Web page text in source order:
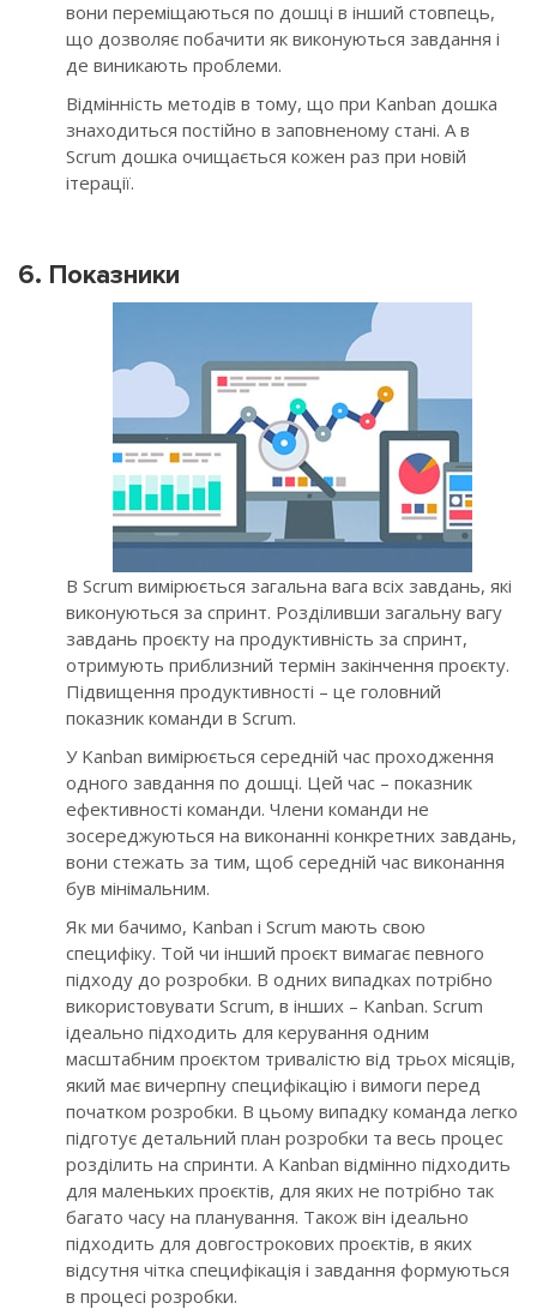
вони переміщаються по дошці в інший стовпець,
що дозволяє побачити як виконуються завдання і
де виникають проблеми.
Відмінність методів в тому, що при Kanban дошка
знаходиться постійно в заповненому стані. А в
Scrum дошка очищається кожен раз при новій
ітерації.
6. Показники
В Scrum вимірюється загальна вага всіх завдань, які
виконуються за спринт. Розділивши загальну вагу
завдань проєкту на продуктивність за спринт,
отримують приблизний термін закінчення проєкту.
Підвищення продуктивності – це головний
показник команди в Scrum.
У Kanban вимірюється середній час проходження
одного завдання по дошці. Цей час – показник
ефективності команди. Члени команди не
зосереджуються на виконанні конкретних завдань,
вони стежать за тим, щоб середній час виконання
був мінімальним.
Як ми бачимо, Kanban і Scrum мають свою
специфіку. Той чи інший проєкт вимагає певного
підходу до розробки. В одних випадках потрібно
використовувати Scrum, в інших – Kanban. Scrum
ідеально підходить для керування одним
масштабним проєктом тривалістю від трьох місяців,
який має вичерпну специфікацію і вимоги перед
початком розробки. В цьому випадку команда легко
підготує детальний план розробки та весь процес
розділить на спринти. А Kanban відмінно підходить
для маленьких проєктів, для яких не потрібно так
багато часу на планування. Також він ідеально
підходить для довгострокових проєктів, в яких
відсутня чітка специфікація і завдання формуються
в процесі розробки.